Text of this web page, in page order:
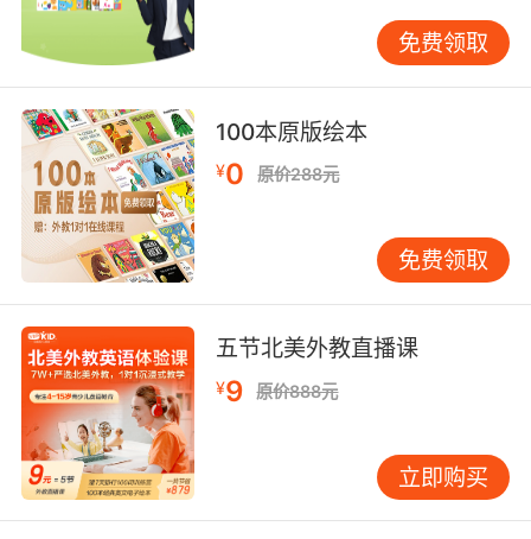
“Wherearethewheels?”或拿出玩具巴士，边唱
边演示。将歌词、画面、实物结合，理解更深
刻。•玩“填空”游戏。在孩子熟悉的儿歌中，家长
可故意在某词处停顿，用眼神或动作示意孩子接
续。如唱“Twinkle,twinkle,little…”，然后停顿，
孩子常会乐意喊出“star!”。这能极大增强其成就
感与参与感。•分解动作，解释关键词。对于
《OldMacDonaldHadaFarm》这类包含多动物
叫声的儿歌，可提前用中文简单说明：“这首歌里
有好多小动物，鸭子会‘quackquack’叫哦。”演唱
时，重点模仿叫声与动作。第三阶段：运用与拓
展（7岁以上或有较好听力基础）当孩子能轻松跟
唱多首儿歌后，可引导他将儿歌语言运用于生
活，完成从“输入”到“输出”的跨越。•创设生活情
境。早晨起床可哼唱
《ThisIstheWayWeBrushOurTeeth》的曲调，
将歌词换成孩子正做的事。睡前可套用
免费领取
100本原版绘本
¥0 原价288元
免费领取
五节北美外教直播课
¥9 原价888元
立即购买